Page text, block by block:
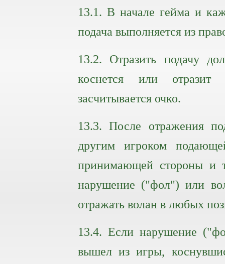
13.1. В начале гейма и
подача выполняется из
13.2. Отразить подачу
коснется или отразит
засчитывается очко.
13.3. После отражения
другим игроком
принимающей стороны и
нарушение ("фол") или
отражать волан в любых
13.4. Если нарушение
вышел из игры,